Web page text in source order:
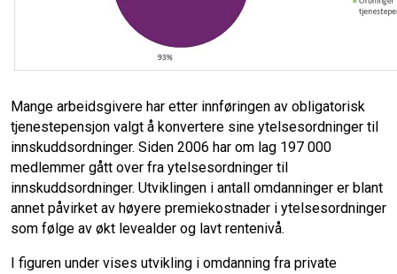
Mange arbeidsgivere har etter innføringen av obligatorisk
tjenestepensjon valgt å konvertere sine ytelsesordninger til
innskuddsordninger. Siden 2006 har om lag 197 000
medlemmer gått over fra ytelsesordninger til
innskuddsordninger. Utviklingen i antall omdanninger er blant
annet påvirket av høyere premiekostnader i ytelsesordninger
som følge av økt levealder og lavt rentenivå.
I figuren under vises utvikling i omdanning fra private